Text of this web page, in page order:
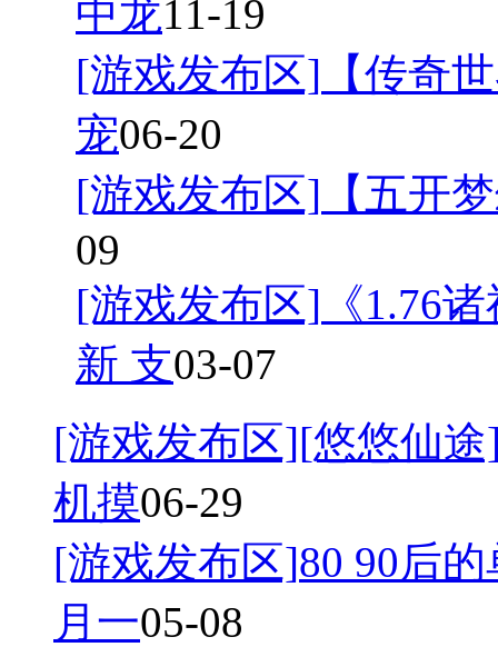
中龙11-19
[游戏发布区] 【传奇
宠06-20
[游戏发布区] 【五开
09
[游戏发布区] 《1.76
新 支03-07
[游戏发布区][悠悠仙
机摸06-29
[游戏发布区]80 90后
月一05-08